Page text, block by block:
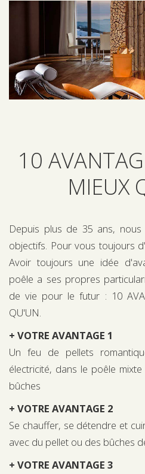
10
MIEUX
Depuis plus de 35 ans,
objectifs. Pour vous toujours
Avoir toujours une idée
poêle a ses propres
de vie pour le futur : 10
QU'UN.
+ VOTRE AVANTAGE 1
Un feu de pellets
électricité, dans le poêle
bûches
+ VOTRE AVANTAGE 2
Se chauffer, se détendre et
avec du pellet ou des bûches
+ VOTRE AVANTAGE 3